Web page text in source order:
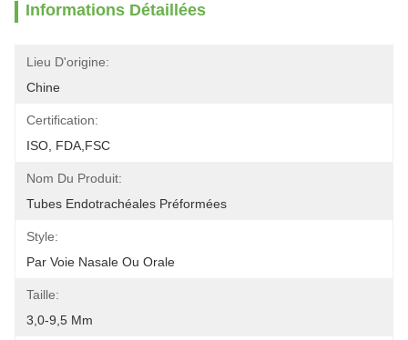
Informations Détaillées
Lieu D'origine:
Chine
Certification:
ISO, FDA,FSC
Nom Du Produit:
Tubes Endotrachéales Préformées
Style:
Par Voie Nasale Ou Orale
Taille:
3,0-9,5 Mm